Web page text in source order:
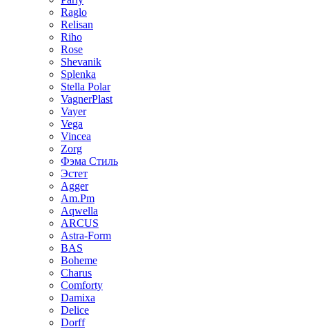
Raglo
Relisan
Riho
Rose
Shevanik
Splenka
Stella Polar
VagnerPlast
Vayer
Vega
Vincea
Zorg
Фэма Стиль
Эстет
Agger
Am.Pm
Aqwella
ARCUS
Astra-Form
BAS
Boheme
Charus
Comforty
Damixa
Delice
Dorff